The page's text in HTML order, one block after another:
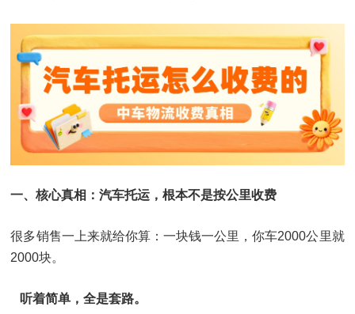
一、核心真相：汽车托运，根本不是按公里收费
很多销售一上来就给你算：一块钱一公里，你车2000公里就
2000块。
听着简单，全是套路。